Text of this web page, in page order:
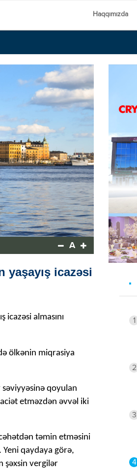
Haqqımızda
A
yaşayış icazəsi
almasını
ölkənin miqrasiya
səviyyəsinə qoyulan
etməzdən əvvəl iki
təmin etməsini
Yeni qaydaya görə,
şəxsin vergilər
1
2
3
4